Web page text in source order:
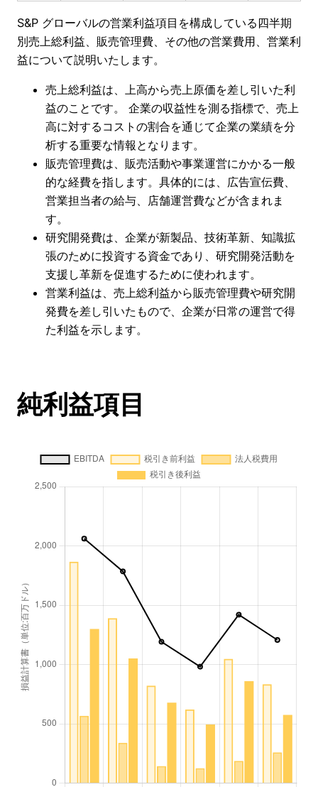
S&P グローバルの営業利益項目を構成している四半期
別売上総利益、販売管理費、その他の営業費用、営業利
益について説明いたします。
売上総利益は、上高から売上原価を差し引いた利
益のことです。 企業の収益性を測る指標で、売上
高に対するコストの割合を通じて企業の業績を分
析する重要な情報となります。
販売管理費は、販売活動や事業運営にかかる一般
的な経費を指します。具体的には、広告宣伝費、
営業担当者の給与、店舗運営費などが含まれま
す。
研究開発費は、企業が新製品、技術革新、知識拡
張のために投資する資金であり、研究開発活動を
支援し革新を促進するために使われます。
営業利益は、売上総利益から販売管理費や研究開
発費を差し引いたもので、企業が日常の運営で得
た利益を示します。
純利益項目